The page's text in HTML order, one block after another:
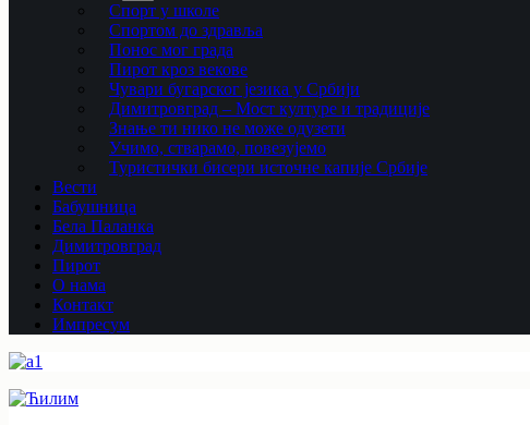
Спорт у школе
Спортом до здравља
Понос мог града
Пирот кроз векове
Чувари бугарског језика у Србији
Димитровград – Мост културе и традиције
Знање ти нико не може одузети
Учимо, стварамо, повезујемо
Туристички бисери источне капије Србије
Вести
Бабушница
Бела Паланка
Димитровград
Пирот
О нама
Контакт
Импресум